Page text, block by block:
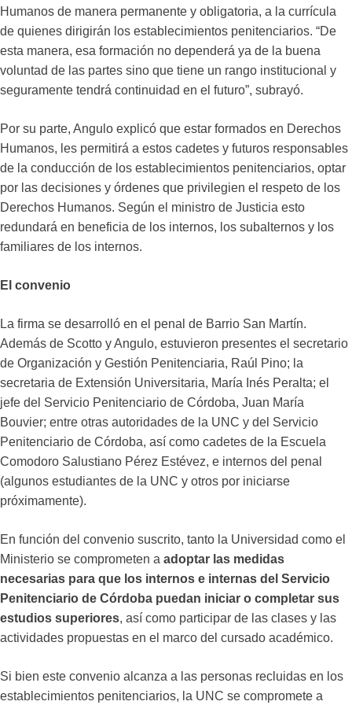
Humanos de manera permanente y obligatoria, a la currícula
de quienes dirigirán los establecimientos penitenciarios. “De
esta manera, esa formación no dependerá ya de la buena
voluntad de las partes sino que tiene un rango institucional y
seguramente tendrá continuidad en el futuro”, subrayó.
Por su parte, Angulo explicó que estar formados en Derechos
Humanos, les permitirá a estos cadetes y futuros responsables
de la conducción de los establecimientos penitenciarios, optar
por las decisiones y órdenes que privilegien el respeto de los
Derechos Humanos. Según el ministro de Justicia esto
redundará en beneficia de los internos, los subalternos y los
familiares de los internos.
El convenio
La firma se desarrolló en el penal de Barrio San Martín.
Además de Scotto y Angulo, estuvieron presentes el secretario
de Organización y Gestión Penitenciaria, Raúl Pino; la
secretaria de Extensión Universitaria, María Inés Peralta; el
jefe del Servicio Penitenciario de Córdoba, Juan María
Bouvier; entre otras autoridades de la UNC y del Servicio
Penitenciario de Córdoba, así como cadetes de la Escuela
Comodoro Salustiano Pérez Estévez, e internos del penal
(algunos estudiantes de la UNC y otros por iniciarse
próximamente).
En función del convenio suscrito, tanto la Universidad como el
Ministerio se comprometen a adoptar las medidas
necesarias para que los internos e internas del Servicio
Penitenciario de Córdoba puedan iniciar o completar sus
estudios superiores, así como participar de las clases y las
actividades propuestas en el marco del cursado académico.
Si bien este convenio alcanza a las personas recluidas en los
establecimientos penitenciarios, la UNC se compromete a